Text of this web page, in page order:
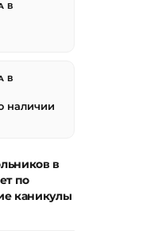
В
В
наличии
в
по
каникулы